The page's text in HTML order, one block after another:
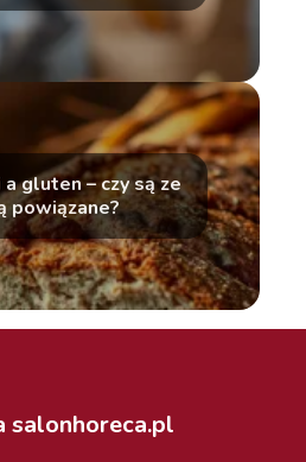
gluten – czy są ze
powiązane?
salonhoreca.pl